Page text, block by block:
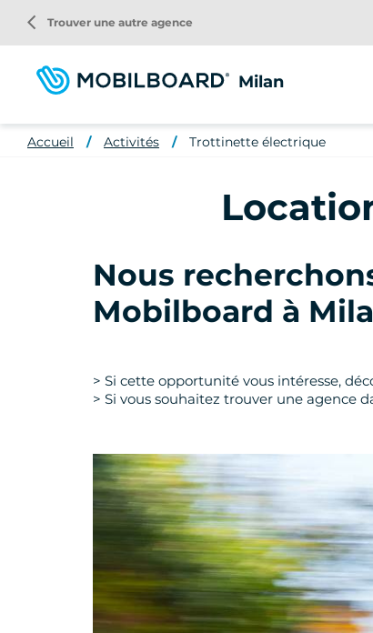
contenu
principal
Milan
arrow_back_ios Trouver une autre agence
Accueil Activités Trottinette électrique
Nous
Mobilboard à
> Si cette opportunité vous intéresse,
> Si vous souhaitez trouver une agence